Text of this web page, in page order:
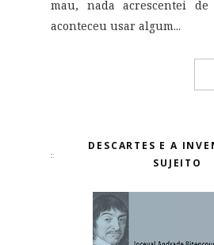
mau, nada acrescentei
aconteceu usar algum...
DESCARTES E A
SUJEITO